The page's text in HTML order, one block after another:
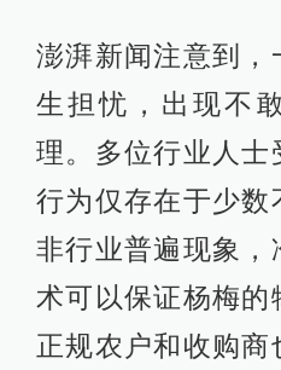
澎湃新闻注意到，
生担忧，出现不
理。多位行业人士
行为仅存在于少数
非行业普遍现象，
术可以保证杨梅
正规农户和收购商